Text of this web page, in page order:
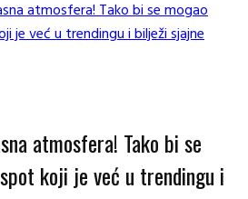
atmosfera! Tako bi se mogao
je već u trendingu i bilježi sjajne
atmosfera! Tako bi se
koji je već u trendingu i